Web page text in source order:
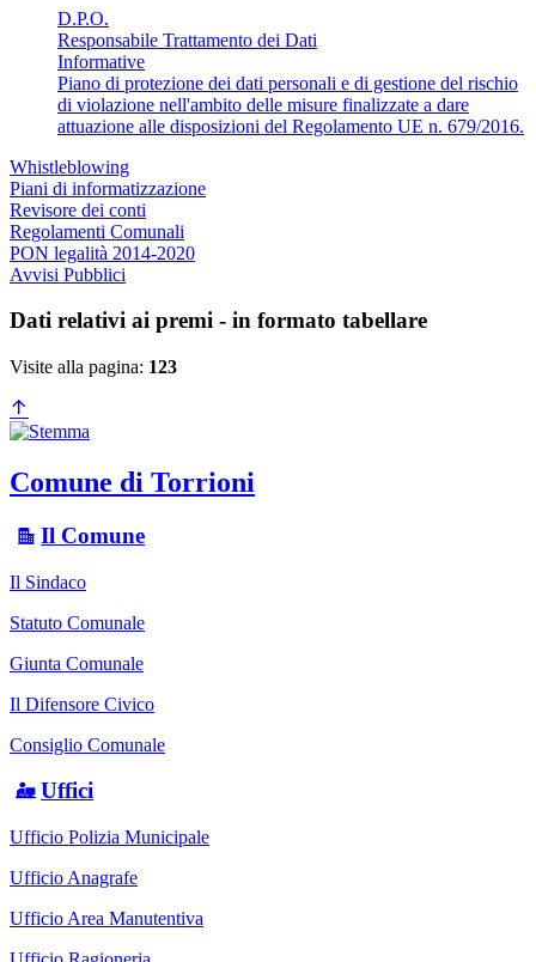
D.P.O.
Responsabile Trattamento dei Dati
Informative
Piano di protezione dei dati personali e di gestione del rischio
di violazione nell'ambito delle misure finalizzate a dare
attuazione alle disposizioni del Regolamento UE n. 679/2016.
Whistleblowing
Piani di informatizzazione
Revisore dei conti
Regolamenti Comunali
PON legalità 2014-2020
Avvisi Pubblici
Dati relativi ai premi - in formato tabellare
Visite alla pagina: 123
Comune di Torrioni
Il Comune
Il Sindaco
Statuto Comunale
Giunta Comunale
Il Difensore Civico
Consiglio Comunale
Uffici
Ufficio Polizia Municipale
Ufficio Anagrafe
Ufficio Area Manutentiva